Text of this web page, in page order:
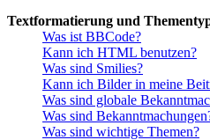
Textformatierung und
Was ist BBCode?
Kann ich HTML benutzen?
Was sind Smilies?
Kann ich Bilder in meine
Was sind globale
Was sind
Was sind wichtige Themen?